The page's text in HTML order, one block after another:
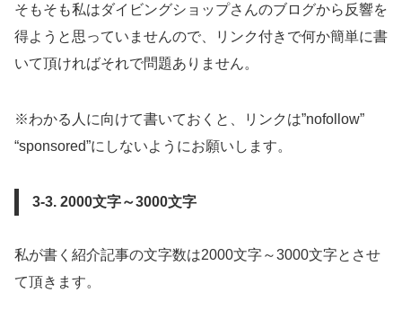
そもそも私はダイビングショップさんのブログから反響を
得ようと思っていませんので、リンク付きで何か簡単に書
いて頂ければそれで問題ありません。
※わかる人に向けて書いておくと、リンクは”nofollow”
“sponsored”にしないようにお願いします。
3-3. 2000文字～3000文字
私が書く紹介記事の文字数は2000文字～3000文字とさせ
て頂きます。